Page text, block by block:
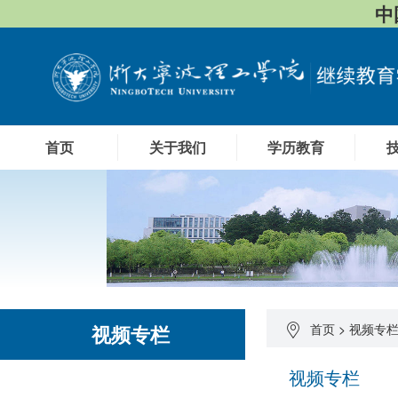
首页 关于我们 学历教育
首页 > 视频专栏
视频专栏
视频专栏